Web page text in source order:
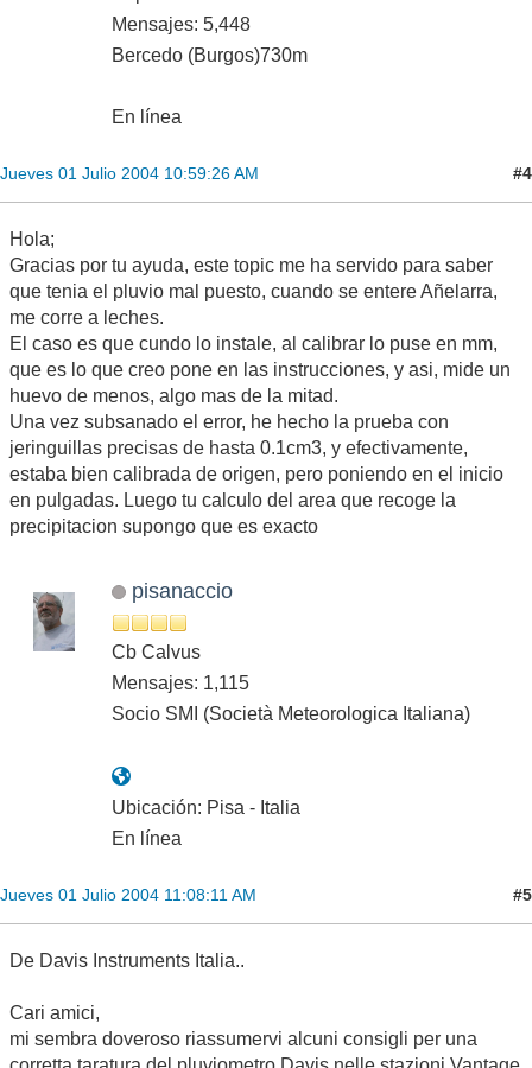
Mensajes: 5,448
Bercedo (Burgos)730m
En línea
Jueves 01 Julio 2004 10:59:26 AM #4
Hola;
Gracias por tu ayuda, este topic me ha servido para saber
que tenia el pluvio mal puesto, cuando se entere Añelarra,
me corre a leches.
El caso es que cundo lo instale, al calibrar lo puse en mm,
que es lo que creo pone en las instrucciones, y asi, mide un
huevo de menos, algo mas de la mitad.
Una vez subsanado el error, he hecho la prueba con
jeringuillas precisas de hasta 0.1cm3, y efectivamente,
estaba bien calibrada de origen, pero poniendo en el inicio
en pulgadas. Luego tu calculo del area que recoge la
precipitacion supongo que es exacto
pisanaccio
Cb Calvus
Mensajes: 1,115
Socio SMI (Società Meteorologica Italiana)
Ubicación: Pisa - Italia
En línea
Jueves 01 Julio 2004 11:08:11 AM #5
De Davis Instruments Italia..
Cari amici,
mi sembra doveroso riassumervi alcuni consigli per una